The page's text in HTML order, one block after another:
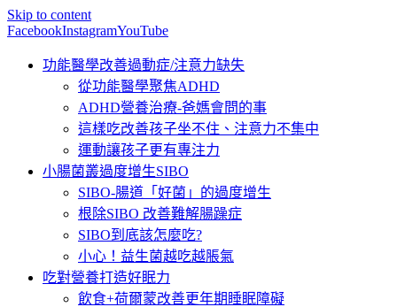
Skip to content
FacebookInstagramYouTube
功能醫學改善過動症/注意力缺失
從功能醫學聚焦ADHD
ADHD營養治療-爸媽會問的事
這樣吃改善孩子坐不住、注意力不集中
運動讓孩子更有專注力
小腸菌叢過度增生SIBO
SIBO-腸道「好菌」的過度增生
根除SIBO 改善難解腸躁症
SIBO到底該怎麼吃?
小心！益生菌越吃越脹氣
吃對營養打造好眠力
飲食+荷爾蒙改善更年期睡眠障礙